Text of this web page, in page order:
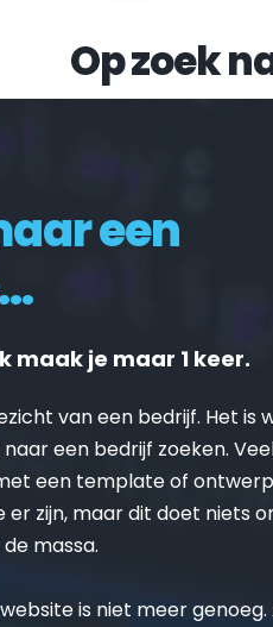
Op zoek
een
maak je maar 1 keer.
van een bedrijf. Het is
een bedrijf zoeken.
een template of
er zijn, maar dit doet niets
massa.
is niet meer genoeg.